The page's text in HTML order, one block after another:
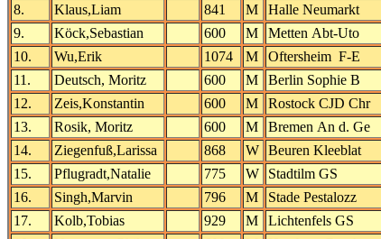
8.
Klaus,Liam 841 M Halle Neumarkt
9.
Köck,Sebastian 600 M Metten Abt-Uto
10.
Wu,Erik 1074 M Oftersheim F-E
11.
Deutsch, Moritz 600 M Berlin Sophie B
12.
Zeis,Konstantin 600 M Rostock CJD Chr
13.
Rosik, Moritz 600 M Bremen An d. Ge
14.
Ziegenfuß,Larissa 868 W Beuren Kleeblat
15.
Pflugradt,Natalie 775 W Stadtilm GS
16.
Singh,Marvin 796 M Stade Pestalozz
17.
Kolb,Tobias 929 M Lichtenfels GS